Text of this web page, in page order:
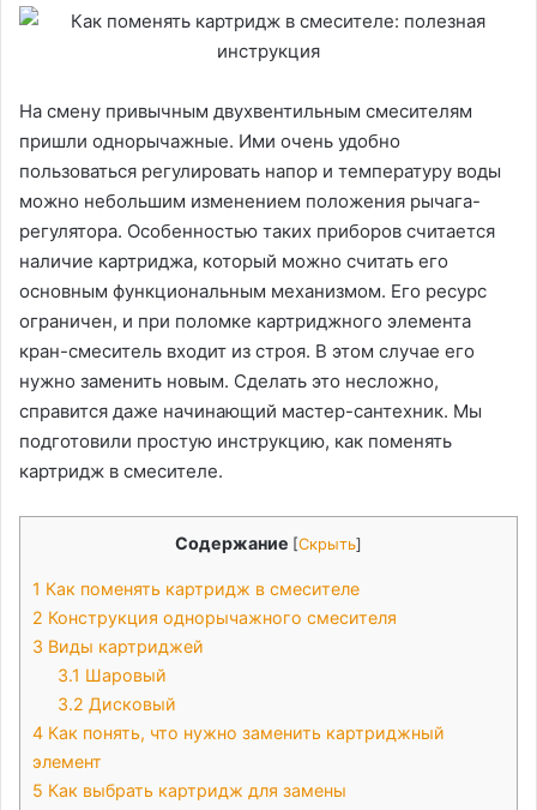
На смену привычным двухвентильным смесителям
пришли однорычажные. Ими очень удобно
пользоваться регулировать напор и температуру воды
можно небольшим изменением положения рычага-
регулятора. Особенностью таких приборов считается
наличие картриджа, который можно считать его
основным функциональным механизмом. Его ресурс
ограничен, и при поломке картриджного элемента
кран-смеситель входит из строя. В этом случае его
нужно заменить новым. Сделать это несложно,
справится даже начинающий мастер-сантехник. Мы
подготовили простую инструкцию, как поменять
картридж в смесителе.
Содержание [Скрыть]
1 Как поменять картридж в смесителе
2 Конструкция однорычажного смесителя
3 Виды картриджей
3.1 Шаровый
3.2 Дисковый
4 Как понять, что нужно заменить картриджный
элемент
5 Как выбрать картридж для замены